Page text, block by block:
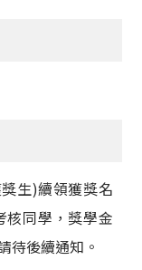
生)續領獲獎名
核同學，獎學金
待後續通知。